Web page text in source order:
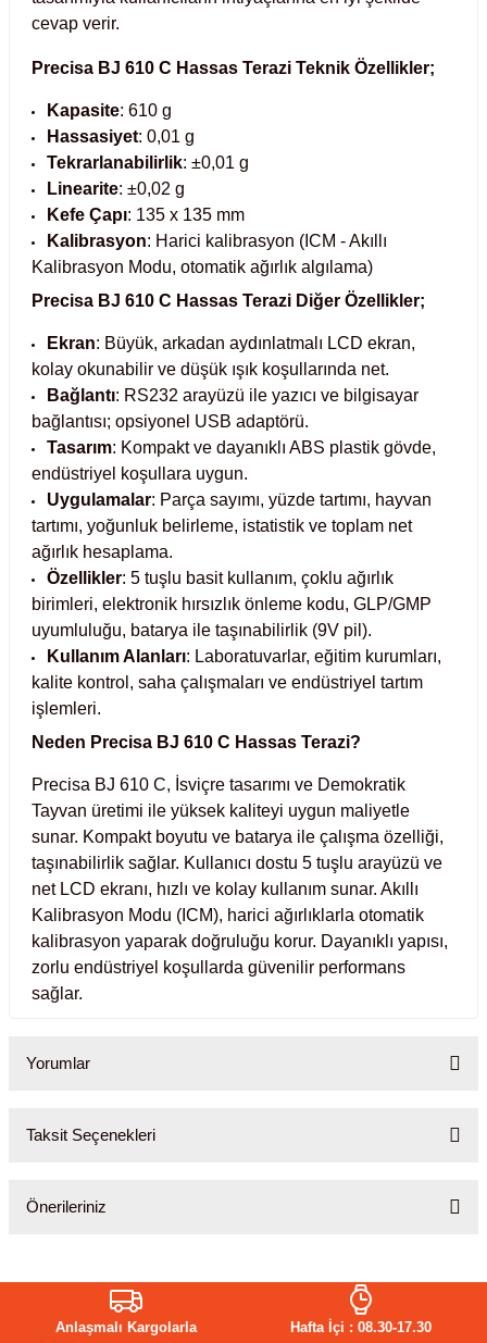
Kapları
Buz Yapma Makineleri
Bulaşık Yıkama Makineleri
Öğütücü ve Mikserler
Krozeler
Küvetleri
cevap verir.
Precisa BJ 610 C Hassas Terazi Teknik Özellikler;
Kapasite: 610 g
Hassasiyet: 0,01 g
Tekrarlanabilirlik: ±0,01 g
Linearite: ±0,02 g
Kefe Çapı: 135 x 135 mm
Kalibrasyon: Harici kalibrasyon (ICM - Akıllı
Kalibrasyon Modu, otomatik ağırlık algılama)
Precisa BJ 610 C Hassas Terazi Diğer Özellikler;
Ekran: Büyük, arkadan aydınlatmalı LCD ekran,
kolay okunabilir ve düşük ışık koşullarında net.
Bağlantı: RS232 arayüzü ile yazıcı ve bilgisayar
bağlantısı; opsiyonel USB adaptörü.
Tasarım: Kompakt ve dayanıklı ABS plastik gövde,
endüstriyel koşullara uygun.
Uygulamalar: Parça sayımı, yüzde tartımı, hayvan
tartımı, yoğunluk belirleme, istatistik ve toplam net
ağırlık hesaplama.
Özellikler: 5 tuşlu basit kullanım, çoklu ağırlık
birimleri, elektronik hırsızlık önleme kodu, GLP/GMP
uyumluluğu, batarya ile taşınabilirlik (9V pil).
Kullanım Alanları: Laboratuvarlar, eğitim kurumları,
kalite kontrol, saha çalışmaları ve endüstriyel tartım
işlemleri.
Neden Precisa BJ 610 C Hassas Terazi?
Precisa BJ 610 C, İsviçre tasarımı ve Demokratik
Tayvan üretimi ile yüksek kaliteyi uygun maliyetle
sunar. Kompakt boyutu ve batarya ile çalışma özelliği,
taşınabilirlik sağlar. Kullanıcı dostu 5 tuşlu arayüzü ve
net LCD ekranı, hızlı ve kolay kullanım sunar. Akıllı
Kalibrasyon Modu (ICM), harici ağırlıklarla otomatik
kalibrasyon yaparak doğruluğu korur. Dayanıklı yapısı,
zorlu endüstriyel koşullarda güvenilir performans
sağlar.
Yorumlar
Taksit Seçenekleri
Önerileriniz
konularda yetersiz gördüğünüz noktaları öneri formunu kullanarak
tarafımıza iletebilirsiniz.
Görüş ve önerileriniz için teşekkür ederiz.
Anlaşmalı Kargolarla Hafta İçi : 08.30-17.30